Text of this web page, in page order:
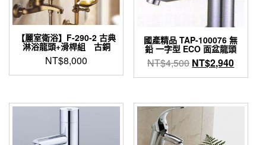
【麗室衛浴】F-290-2 古典
淋浴龍頭+滑桿組 古銅
NT$8,000
國產精品 TAP-100076 無
鉛 一字型 ECO 面盆龍頭
NT$4,500 原
始
格：
NT$4,500。
NT$2,940目
前
格：